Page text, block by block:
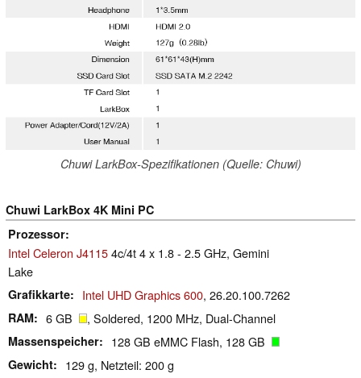
Chuwi LarkBox-Spezifikationen (Quelle: Chuwi)
Chuwi LarkBox 4K Mini PC
Prozessor
Intel Celeron J41154c/4t 4 x 1.8 - 2.5 GHz, Gemini
Lake
Grafikkarte Intel UHD Graphics 600, 26.20.100.7262
RAM 6 GB , Soldered, 1200 MHz, Dual-Channel
Massenspeicher 128 GB eMMC Flash, 128 GB
Gewicht 129 g, Netzteil: 200 g